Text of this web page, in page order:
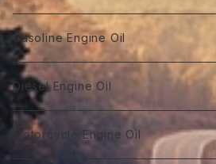
Gasoline Engine Oil
GT Racing
GTR 0W-10
GT Autobahn
Diesel Engine Oil
Diesel Power DL-1
Motorcycle Engine Oil